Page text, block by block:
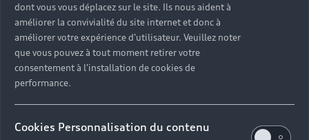
dont vous vous déplacez sur le site. Ils nous aident à
améliorer la convivialité du site internet et donc à
améliorer votre expérience d'utilisateur. Veuillez noter
que vous pouvez à tout moment retirer votre
consentement à l'installation de cookies de
performance.
Cookies Personnalisation du contenu